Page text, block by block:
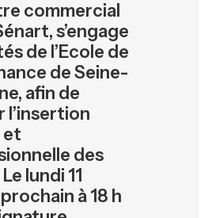
commercial
s’engage
de l’Ecole de
de Seine-
afin de
l’insertion
et
des
lundi 11
à 18 h